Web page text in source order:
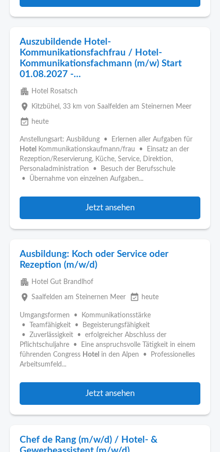
Auszubildende Hotel-
Kommunikationsfachfrau / Hotel-
Kommunikationsfachmann (m/w) Start
01.08.2027 -...
apartment Hotel Rosatsch
place Kitzbühel , 33 km von Saalfelden am Steinernen Meer
event_available heute
Anstellungsart: Ausbildung • Erlernen aller Aufgaben für
Hotel
Kommunikationskaufmann/frau • Einsatz an der
Rezeption/Reservierung, Küche, Service, Direktion,
Personaladministration • Besuch der Berufsschule
• Übernahme von einzelnen Aufgaben...
Jetzt ansehen
Ausbildung: Koch oder Service oder
Rezeption (m/w/d)
apartment Hotel Gut Brandlhof
place Saalfelden am Steinernen Meer event_available heute
Umgangsformen • Kommunikationsstärke
• Teamfähigkeit • Begeisterungsfähigkeit
• Zuverlässigkeit • erfolgreicher Abschluss der
Pflichtschuljahre • Eine anspruchsvolle Tätigkeit in einem
führenden Congress Hotel in den Alpen • Professionelles
Arbeitsumfeld...
Jetzt ansehen
Chef de Rang (m/w/d) / Hotel- &